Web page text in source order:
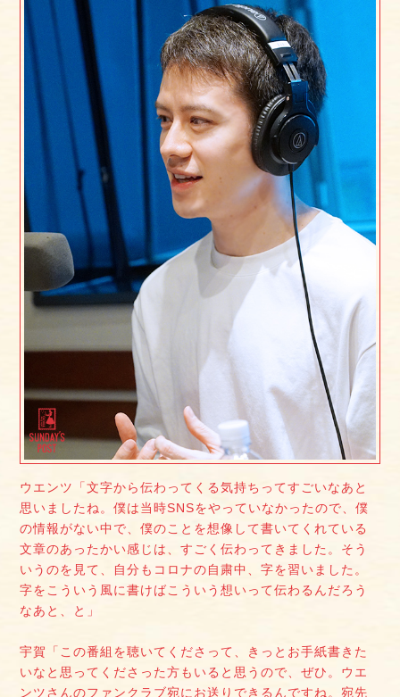
ウエンツ「文字から伝わってくる気持ちってすごいなあと
思いましたね。僕は当時SNSをやっていなかったので、僕
の情報がない中で、僕のことを想像して書いてくれている
文章のあったかい感じは、すごく伝わってきました。そう
いうのを見て、自分もコロナの自粛中、字を習いました。
字をこういう風に書けばこういう想いって伝わるんだろう
なあと、と」
宇賀「この番組を聴いてくださって、きっとお手紙書きた
いなと思ってくださった方もいると思うので、ぜひ。ウエ
ンツさんのファンクラブ宛にお送りできるんですね。宛先